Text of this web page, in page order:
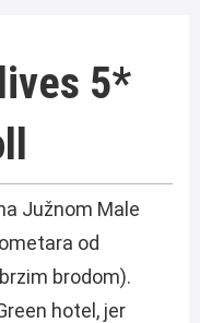
5*
Južnom Male
od
brodom).
hotel, jer